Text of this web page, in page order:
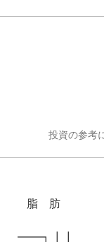
投資の参考
脂 肪